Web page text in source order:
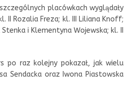
placówkach wyglądały
II Rozalia Freza; kl. III Liliana Knoff;
i Klementyna Wojewska; kl. II
po raz kolejny pokazał, jak wielu
Sendacka oraz Iwona Piastowska